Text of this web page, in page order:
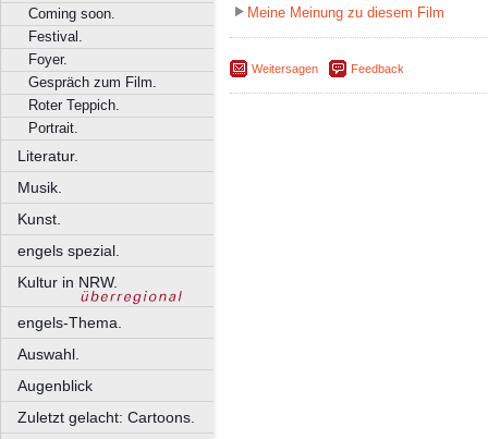
Coming soon.
Festival.
Foyer.
Gespräch zum Film.
Roter Teppich.
Portrait.
Literatur.
Musik.
Kunst.
engels spezial.
Kultur in NRW.
engels-Thema.
Auswahl.
Augenblick
Zuletzt gelacht: Cartoons.
Meine Meinung zu diesem Film
Weitersagen Feedback